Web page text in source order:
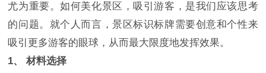
尤为重要。如何美化景区，吸引游客，是我们应该思考
的问题。就个人而言，景区标识标牌需要创意和个性来
吸引更多游客的眼球，从而最大限度地发挥效果。
1、 材料选择